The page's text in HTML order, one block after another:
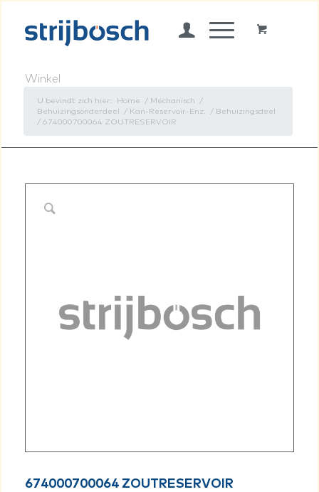
Winkel
U bevindt zich hier: Home / Mechanisch /
Behuizingsonderdeel / Kan-Reservoir-Enz. / Behuizingsdeel
/ 674000700064 ZOUTRESERVOIR
674000700064 ZOUTRESERVOIR